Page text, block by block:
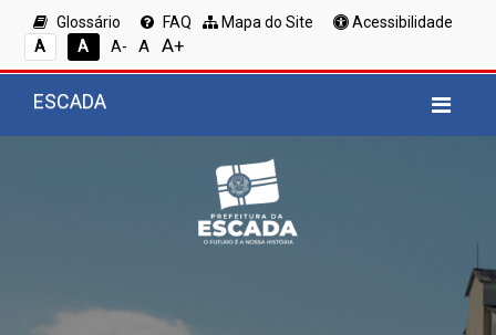
Glossário FAQ Mapa do Site
Acessibilidade
A
A A- A A+
ESCADA